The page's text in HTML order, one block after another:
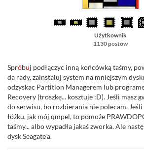
Użytkownik
1130 postów
Spróbuj podłączyc inną końcówką taśmy,
da rady, zainstaluj system na mniejszym
odzyskac Partition Managerem lub
Recovery (troszkę... kosztuje :D). Jeśli masz
do serwisu, bo rozbierania nie polecam. Jeśli
łóżku, jak mój qmpel, to pomoże
taśmy... albo wypadła jakaś zworka. Ale
dysk Seagate'a.